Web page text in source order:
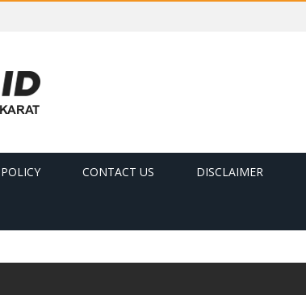
CONTACT US DISCLAIMER